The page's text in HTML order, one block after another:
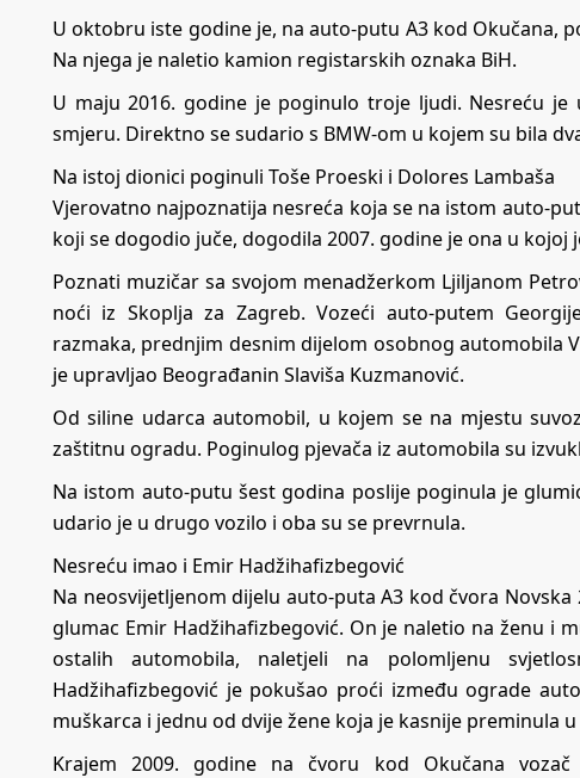
U oktobru iste godine je, na auto-putu A3 kod Okučana,
Na njega je naletio kamion registarskih oznaka BiH.
U maju 2016. godine je poginulo troje ljudi. Nesreću
smjeru. Direktno se sudario s BMW-om u kojem su bila
Na istoj dionici poginuli Toše Proeski i Dolores Lambaša
Vjerovatno najpoznatija nesreća koja se na istom auto-
koji se dogodio juče, dogodila 2007. godine je ona u
Poznati muzičar sa svojom menadžerkom Ljiljanom
noći iz Skoplja za Zagreb. Vozeći auto-putem
razmaka, prednjim desnim dijelom osobnog automobila
je upravljao Beograđanin Slaviša Kuzmanović.
Od siline udarca automobil, u kojem se na mjestu
zaštitnu ogradu. Poginulog pjevača iz automobila su
Na istom auto-putu šest godina poslije poginula je
udario je u drugo vozilo i oba su se prevrnula.
Nesreću imao i Emir Hadžihafizbegović
Na neosvijetljenom dijelu auto-puta A3 kod čvora
glumac Emir Hadžihafizbegović. On je naletio na ženu i
ostalih automobila, naletjeli na polomljenu
Hadžihafizbegović je pokušao proći između ograde
muškarca i jednu od dvije žene koja je kasnije preminula
Krajem 2009. godine na čvoru kod Okučana